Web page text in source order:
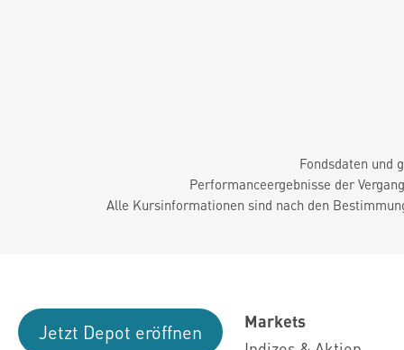
Fondsdaten und
Performanceergebnisse der
Alle Kursinformationen sind nach den
Jetzt Depot eröffnen
Markets